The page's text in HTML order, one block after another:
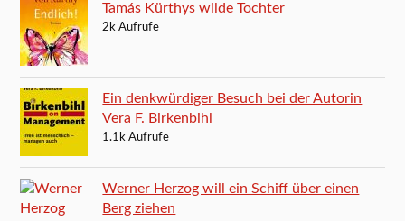
Tamás Kürthys wilde Tochter
2k Aufrufe
Ein denkwürdiger Besuch bei der Autorin
Vera F. Birkenbihl
1.1k Aufrufe
Werner Herzog will ein Schiff über einen
Berg ziehen